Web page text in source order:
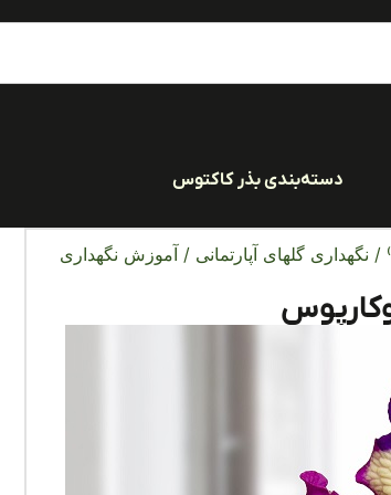
دسته‌بندی بذر کاکتوس
/ نگهداری گلهای آپارتمانی / آموزش نگهداری